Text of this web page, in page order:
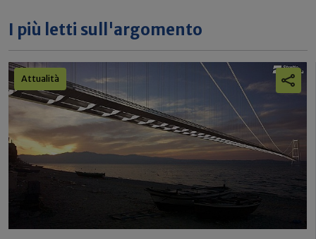
I più letti sull'argomento
Attualità